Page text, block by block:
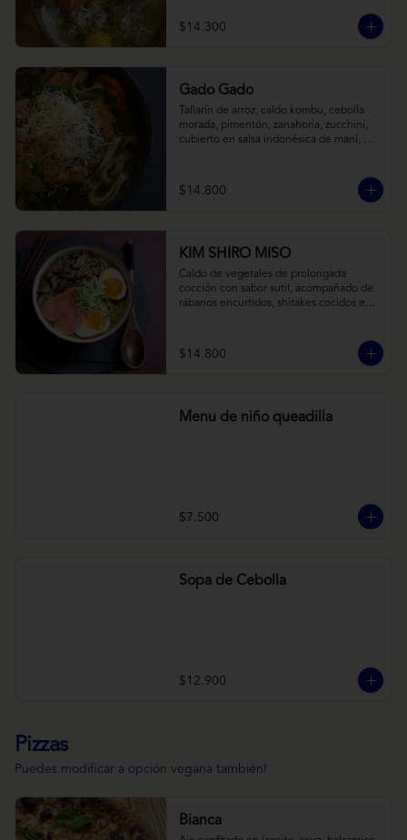
$14.300
Gado Gado
Tallarín de arroz, caldo kombu, cebolla
morada, pimentón, zanahoria, zucchini,
cubierto en salsa indonésica de maní,
$14.800
KIM SHIRO MISO
Caldo de vegetales de prolongada
cocción con sabor sutil, acompañado de
rábanos encurtidos, shitakes cocidos en
vegana) y los infaltables fideos de ramen.
$14.800
Menu de niño queadilla
$7.500
Sopa de Cebolla
$12.900
Pizzas
Puedes modificar a opción vegana también!
Bianca